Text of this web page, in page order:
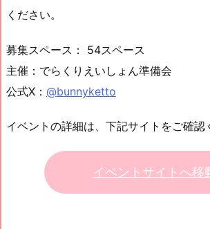
ください。
募集スペース： 54スペース
主催：でらくりえいしょん準備会
公式X： @bunnyketto
イベントの詳細は、下記サイトをご確認
イベントサイトへ移